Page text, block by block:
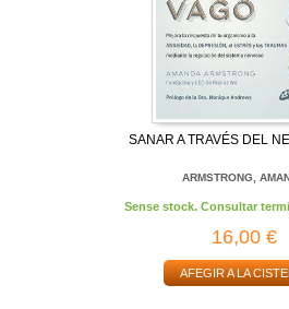
SANAR A TRAVÉS DEL
ARMSTRONG,
Sense stock. Consultar
16,00 €
AFEGIR A LA